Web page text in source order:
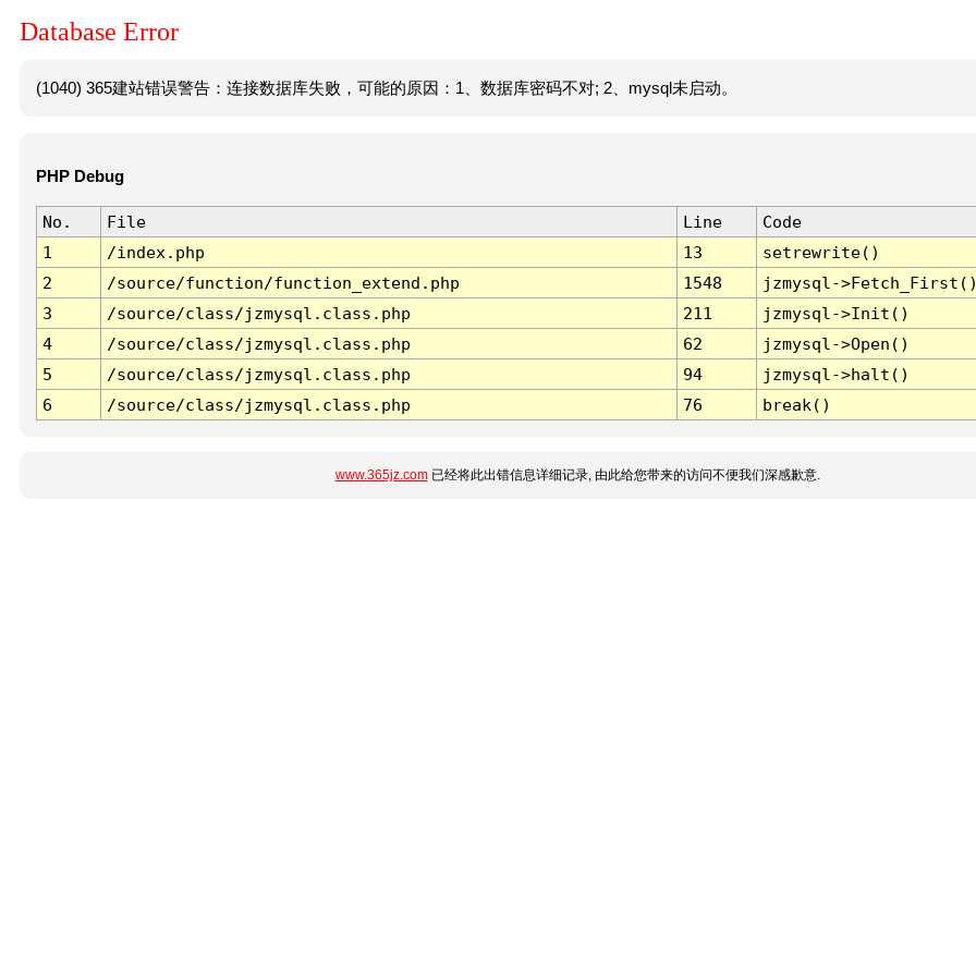
Database Error
(1040) 365建站错误警告：连接数据库失败，可能的原因：1、数据库密码不对; 2、mysql未启动。
PHP Debug
No. File Line
Code
1
/index.php 13
setrewrite()
2
/source/function/function_extend.php 1548
jzmysql-
3
/source/class/jzmysql.class.php 211
jzmysql->Init()
4
/source/class/jzmysql.class.php 62
jzmysql->Open()
5
/source/class/jzmysql.class.php 94
jzmysql->halt()
6
/source/class/jzmysql.class.php 76 break()
www.365jz.com已经将此出错信息详细记录, 由此给您带来的访问不便我们深感歉意.